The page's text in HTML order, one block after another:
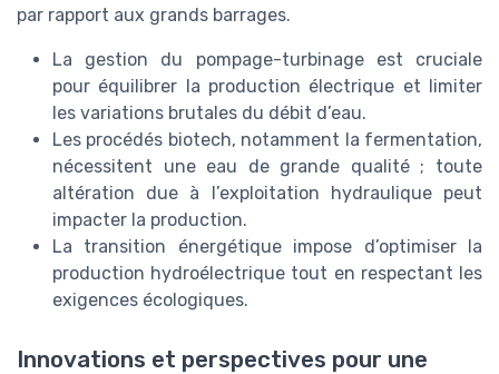
par rapport aux grands barrages.
La gestion du pompage-turbinage est cruciale
pour équilibrer la production électrique et limiter
les variations brutales du débit d’eau.
Les procédés biotech, notamment la fermentation,
nécessitent une eau de grande qualité ; toute
altération due à l’exploitation hydraulique peut
impacter la production.
La transition énergétique impose d’optimiser la
production hydroélectrique tout en respectant les
exigences écologiques.
Innovations et perspectives pour une